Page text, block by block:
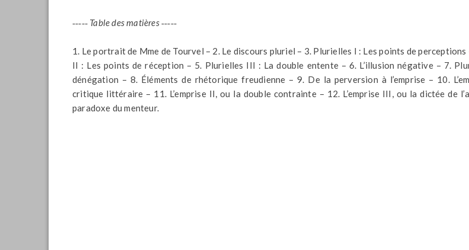
‑‑‑‑‑ Table des matières ‑‑‑‑‑
1. Le portrait de Mme de Tourvel – 2. Le discours pluriel – 3. Plurielles I : Les points de
II : Les points de réception – 5. Plurielles III : La double entente – 6. L’illusion négative – 7.
dénégation – 8. Éléments de rhétorique freudienne – 9. De la perversion à l’emprise – 10.
critique littéraire – 11. L’emprise II, ou la double contrainte – 12. L’emprise III, ou la dictée de
paradoxe du menteur.